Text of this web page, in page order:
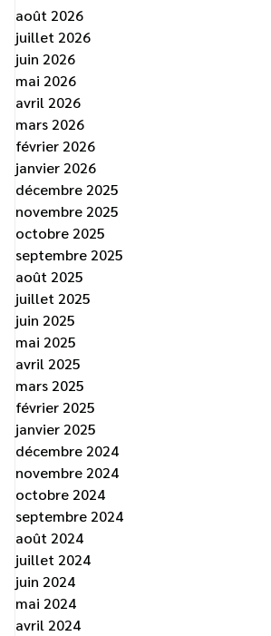
août 2026
juillet 2026
juin 2026
mai 2026
avril 2026
mars 2026
février 2026
janvier 2026
décembre 2025
novembre 2025
octobre 2025
septembre 2025
août 2025
juillet 2025
juin 2025
mai 2025
avril 2025
mars 2025
février 2025
janvier 2025
décembre 2024
novembre 2024
octobre 2024
septembre 2024
août 2024
juillet 2024
juin 2024
mai 2024
avril 2024